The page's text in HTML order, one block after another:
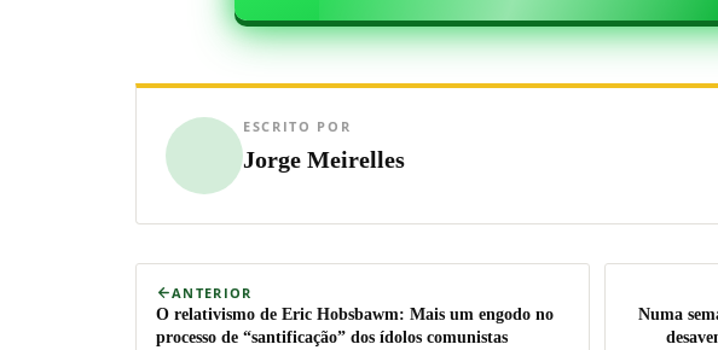
ESCRITO POR
Jorge Meirelles
ANTERIOR
O relativismo de Eric Hobsbawm: Mais um engodo no
processo de “santificação” dos ídolos comunistas
Numa